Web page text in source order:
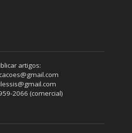
artigos:
2066 (comercial)